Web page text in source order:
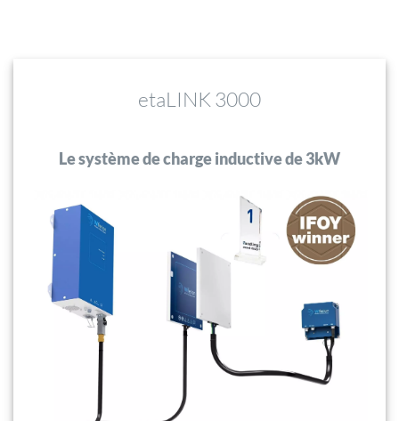
etaLINK 3000
Le système de charge inductive de 3kW